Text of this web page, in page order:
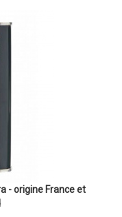
- origine France et